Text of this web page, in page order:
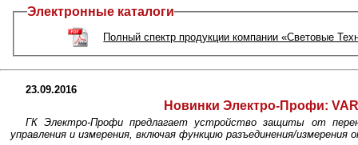
Электронные каталоги
Полный спектр продукции компании «Световые
23.09.2016
Новинки Электро-Профи:
ГК Электро-Профи предлагает устройство защиты от
управления и измерения, включая функцию разъединения/измерения